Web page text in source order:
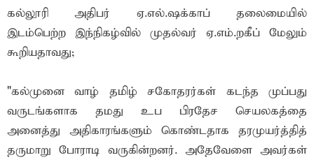
கல்லூரி அதிபர் ஏ.எல்.ஷக்காப் தலைமையில்
இடம்பெற்ற இந்நிகழ்வில் முதல்வர் ஏ.எம்.றகீப் மேலும்
கூறியதாவது;
"கல்முனை வாழ் தமிழ் சகோதரர்கள் கடந்த முப்பது
வருடங்களாக தமது உப பிரதேச செயலகத்தை
அனைத்து அதிகாரங்களும் கொண்டதாக தரமுயர்த்தித்
தருமாறு போராடி வருகின்றனர். அதேவேளை அவர்கள்